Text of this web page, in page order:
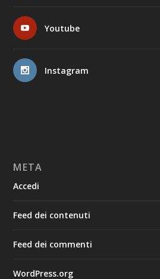
Youtube
Instagram
META
Accedi
Feed dei contenuti
Feed dei commenti
WordPress.org